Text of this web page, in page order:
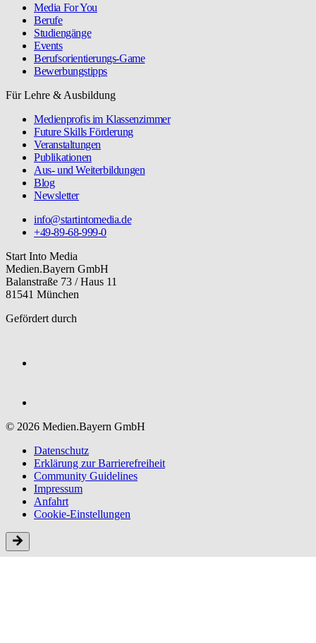
Media For You
Berufe
Studiengänge
Events
Berufsorientierungs-Game
Bewerbungstipps
Für Lehre & Ausbildung
Medienprofis im Klassenzimmer
Future Skills Förderung
Veranstaltungen
Publikationen
Aus- und Weiterbildungen
Blog
Newsletter
info@startintomedia.de
+49-89-68-999-0
Start Into Media
Medien.Bayern GmbH
Balanstraße 73 / Haus 11
81541 München
Gefördert durch
© 2026 Medien.Bayern GmbH
Datenschutz
Erklärung zur Barriere­freiheit
Community Guidelines
Impressum
Anfahrt
Cookie-Einstellungen